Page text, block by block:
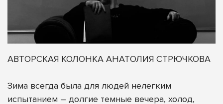
АВТОРСКАЯ КОЛОНКА АНАТОЛИЯ СТРЮЧКОВА
Зима всегда была для людей нелегким
испытанием – долгие темные вечера, холод,